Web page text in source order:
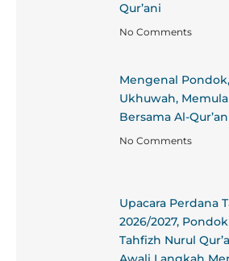
Qur’ani
No Comments
Mengenal
Ukhuwah,
Bersama Al-Qur’an
No Comments
Upacara Perdana
2026/2027,
Tahfizh Nurul